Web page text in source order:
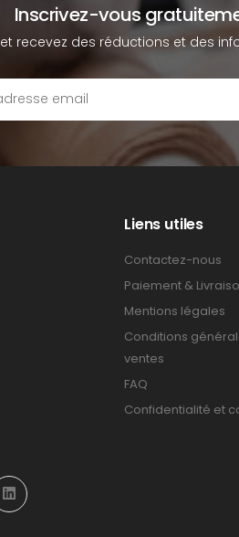
Inscrivez-vous
et recevez des réductions et des
Liens utiles
Contactez-nous
Paiement &
Mentions légales
Conditions
ventes
FAQ
Confidentialité et